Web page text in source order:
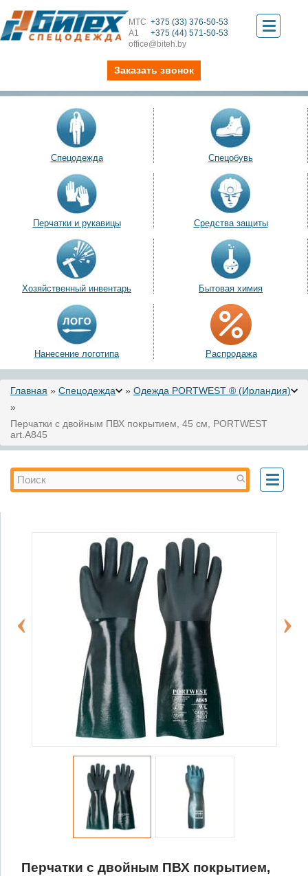
МТС +375 (33) 376-50-53
А1
+375 (44) 571-50-53
office@biteh.by
Toggle
Заказать звонок
Спецодежда Спецобувь
Перчатки и рукавицы Средства защиты
Хозяйственный инвентарь Бытовая химия
Нанесение логотипа Распродажа
Вы здесь
Главная » Спецодежда » Одежда PORTWEST ® (Ирландия)
»
Перчатки с двойным ПВХ покрытием, 45 см, PORTWEST
art.A845
Форма поиска
Поиск
Toggle
Перчатки с двойным ПВХ покрытием,